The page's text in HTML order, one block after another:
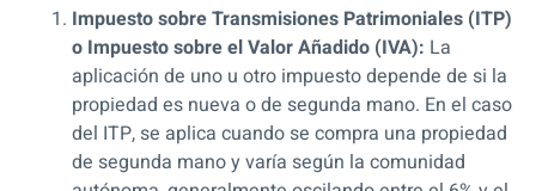
Impuesto sobre Transmisiones Patrimoniales (ITP)
o Impuesto sobre el Valor Añadido (IVA): La
aplicación de uno u otro impuesto depende de si la
propiedad es nueva o de segunda mano. En el caso
del ITP, se aplica cuando se compra una propiedad
de segunda mano y varía según la comunidad